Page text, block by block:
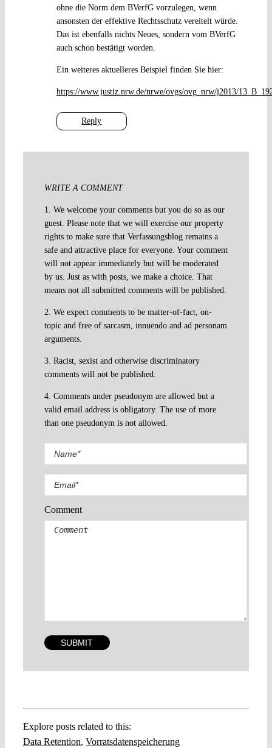
Reply
ohne die Norm dem BVerfG vorzulegen, wenn
ansonsten der effektive Rechtsschutz vereitelt würde.
Das ist ebenfalls nichts Neues, sondern vom BVerfG
auch schon bestätigt worden.
Ein weiteres aktuelleres Beispiel finden Sie hier:
https://www.justiz.nrw.de/nrwe/ovgs/ovg_nrw/j2013/
WRITE A COMMENT
1. We welcome your comments but you do so as our
guest. Please note that we will exercise our property
rights to make sure that Verfassungsblog remains a
safe and attractive place for everyone. Your comment
will not appear immediately but will be moderated
by us. Just as with posts, we make a choice. That
means not all submitted comments will be published.
2. We expect comments to be matter-of-fact, on-
topic and free of sarcasm, innuendo and ad personam
arguments.
3. Racist, sexist and otherwise discriminatory
comments will not be published.
4. Comments under pseudonym are allowed but a
valid email address is obligatory. The use of more
than one pseudonym is not allowed.
Comment
Explore posts related to this:
Data Retention, Vorratsdatenspeicherung